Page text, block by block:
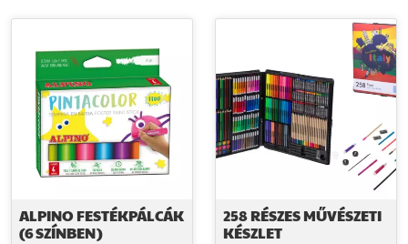
ALPINO FESTÉKPÁLCÁK
(6 SZÍNBEN)
258 RÉSZES MŰVÉSZETI
KÉSZLET